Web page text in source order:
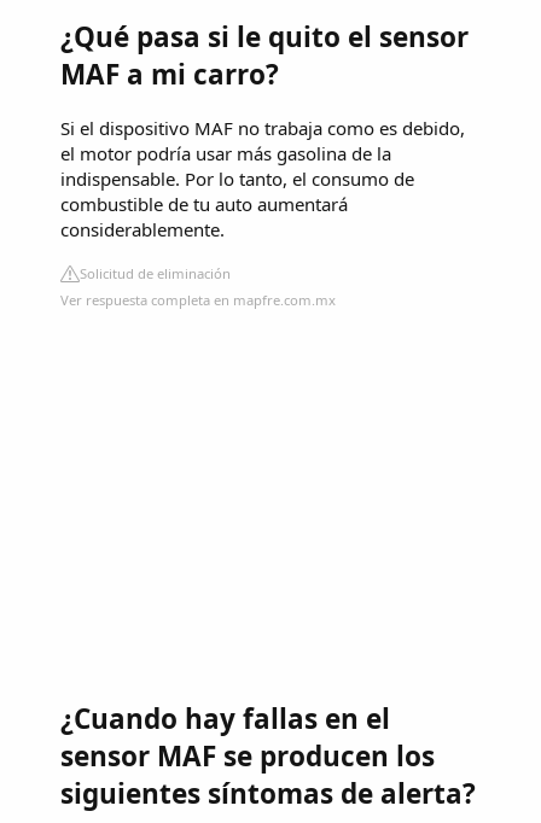
¿Qué pasa si le quito el sensor
MAF a mi carro?
Si el dispositivo MAF no trabaja como es debido,
el motor podría usar más gasolina de la
indispensable. Por lo tanto, el consumo de
combustible de tu auto aumentará
considerablemente.
Solicitud de eliminación
Ver respuesta completa en mapfre.com.mx
¿Cuando hay fallas en el
sensor MAF se producen los
siguientes síntomas de alerta?